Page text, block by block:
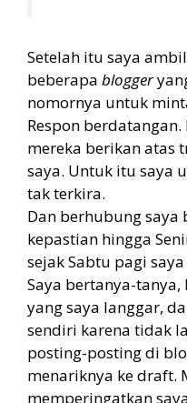
Setelah itu saya
beberapa blogger
nomornya untuk
Respon
mereka berikan atas
saya. Untuk itu saya
tak terkira.
Dan berhubung
kepastian hingga
sejak Sabtu pagi
Saya bertanya-
yang saya langgar,
sendiri karena tidak
posting-posting di
menariknya ke draft.
memperingatkan